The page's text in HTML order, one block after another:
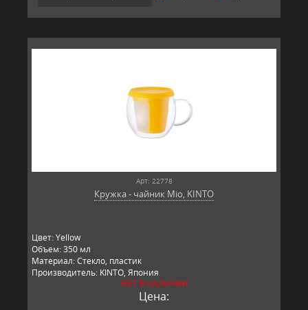
Арт: 22778
Кружка - чайник Mio, KINTO
Цвет: Yellow
Объем: 350 мл
Материал: Стекло, пластик
Производитель: KINTO, Япония
НЕТ В НАЛИЧИИ
Цена: